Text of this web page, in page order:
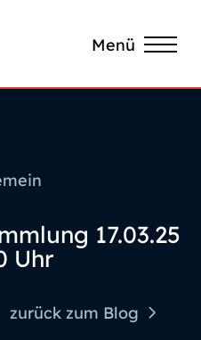
Menü
17.03.25
Uhr
zurück zum Blog